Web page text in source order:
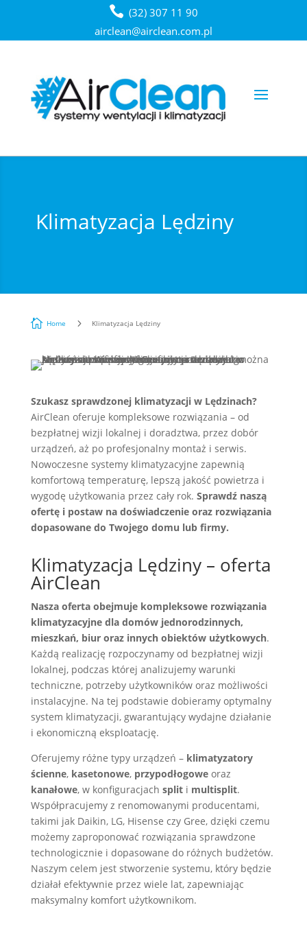
(32) 307 11 90
airclean@airclean.com.pl
Klimatyzacja Lędziny
 Home 5 Klimatyzacja Lędziny
Szukasz sprawdzonej klimatyzacji w Lędzinach?
AirClean oferuje kompleksowe rozwiązania – od
bezpłatnej wizji lokalnej i doradztwa, przez dobór
urządzeń, aż po profesjonalny montaż i serwis.
Nowoczesne systemy klimatyzacyjne zapewnią
komfortową temperaturę, lepszą jakość powietrza i
wygodę użytkowania przez cały rok. Sprawdź naszą
ofertę i postaw na doświadczenie oraz rozwiązania
dopasowane do Twojego domu lub firmy.
Klimatyzacja Lędziny – oferta
AirClean
Nasza oferta obejmuje kompleksowe rozwiązania
klimatyzacyjne dla domów jednorodzinnych,
mieszkań, biur oraz innych obiektów użytkowych.
Każdą realizację rozpoczynamy od bezpłatnej wizji
lokalnej, podczas której analizujemy warunki
techniczne, potrzeby użytkowników oraz możliwości
instalacyjne. Na tej podstawie dobieramy optymalny
system klimatyzacji, gwarantujący wydajne działanie
i ekonomiczną eksploatację.
Oferujemy różne typy urządzeń – klimatyzatory
ścienne, kasetonowe, przypodłogoweoraz
kanałowe, w konfiguracjach spliti multisplit.
Współpracujemy z renomowanymi producentami,
takimi jak Daikin, LG, Hisense czy Gree, dzięki czemu
możemy zaproponować rozwiązania sprawdzone
technologicznie i dopasowane do różnych budżetów.
Naszym celem jest stworzenie systemu, który będzie
działał efektywnie przez wiele lat, zapewniając
maksymalny komfort użytkownikom.